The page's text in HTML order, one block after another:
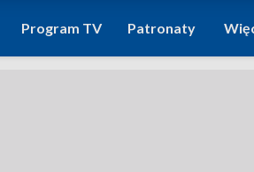
Program TV Patronaty